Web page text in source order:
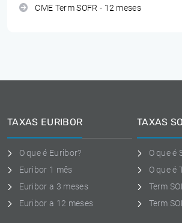
CME Term SOFR - 12 meses
TAXAS EURIBOR
O que é Euribor?
Euribor 1 mês
Euribor a 3 meses
Euribor a 12 meses
TAXAS
O que é
O que é
Term
Term